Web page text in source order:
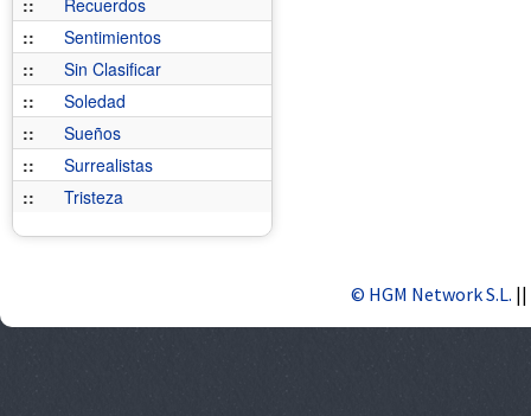
::
Recuerdos
::
Sentimientos
::
Sin Clasificar
::
Soledad
::
Sueños
::
Surrealistas
::
Tristeza
© HGM Network S.L. ||